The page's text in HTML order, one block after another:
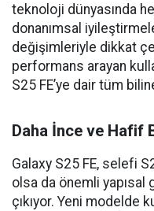
teknoloji dünyasında
donanımsal
değişimleriyle dikkat
performans arayan
S25 FE’ye dair tüm
Daha İnce ve Hafif
Galaxy S25 FE, selefi
olsa da önemli yapısal
çıkıyor. Yeni modelde